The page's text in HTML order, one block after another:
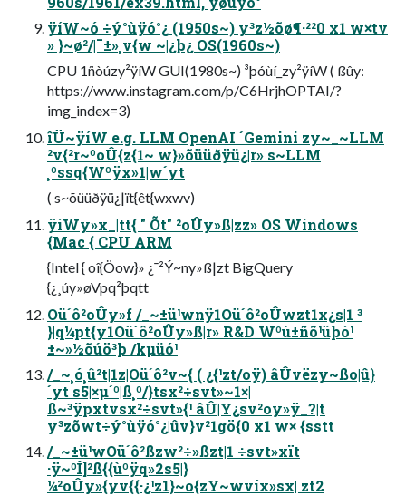
ÿíW~ó ÷ý°ùÿó°¿ (1950s~) y³z½õø¶·²²0 x1 w×tv
» }~ø²/|¯±»¸v{w ~|¿þ¿ OS(1960s~)
CPU 1ñòúzy²ÿíW GUI(1980s~) ³þóùí_zy²ÿíW ( ßûy:
https://www.instagram.com/p/C6HrjhOPTAI/?
img_index=3)
îÜ~ÿíW e.g. LLM OpenAI ´Gemini zy~_~LLM
²v{²r~ºoÛ{z{1~ w}»õüüðÿü¿|r» s~LLM
¸ºssq{Wºÿx»1|w´yt
( s~õüüðÿü¿|ït{êt{wxwv)
ÿíWy»x_|tt{ " Õt" ²oÛy»ß|zz» OS Windows
{Mac { CPU ARM
{Intel { oî{Öow}» ¿¯²Ý~ny»ß|zt BigQuery
{¿¸úy»øVpq²þqtt
Oü´ô²oÛy»f /_~±ü¹wnÿ1Oü´ô²oÛwzt1x¿s|1 ³
}|q¼pt{y1Oü´ô²oÛy»ß|r» R&D Wºú±ñõ¹üþó¹
±~»½õúö³þ /kµüó¹
/_~¸ó¸û²t|1z|Oü´ô²v~{ ( ¿{¹zt/oÿ) âÛvëzy~ßo|û}
´yt s5|×µ´º|ß¸º/}tsx²÷svt»~1×|
ß~³ÿpxtvsx²÷svt»{¹ âÛ|Y¿sv²oy»ÿ_?|t
y³zõwt÷ý°ùÿó°¿|ûv}v²1gö{0 x1 w× {sstt
/_~±ü¹wOü´ô²ßzw²÷»ßzt|1 ÷svt»xït
·ÿ~ºÎ]²ß{{ùºÿq»2s5|}
¼²oÛy»{yv{{·¿¹z1}~o{zY~wvíx»sx| zt2